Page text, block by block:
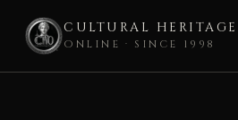
CULTURAL HERITAGE
ONLINE · SINCE 1998